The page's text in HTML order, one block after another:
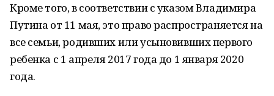
Кроме того, в соответствии с указом Владимира
Путина от 11 мая, это право распространяется на
все семьи, родивших или усыновивших первого
ребенка с 1 апреля 2017 года до 1 января 2020
года.